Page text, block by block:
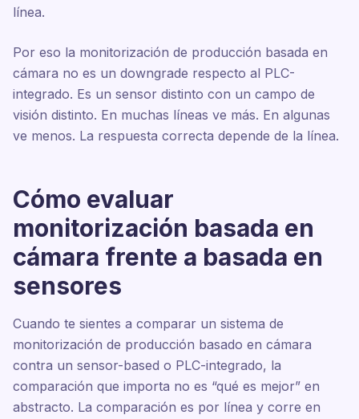
línea.
Por eso la monitorización de producción basada en
cámara no es un downgrade respecto al PLC-
integrado. Es un sensor distinto con un campo de
visión distinto. En muchas líneas ve más. En algunas
ve menos. La respuesta correcta depende de la línea.
Cómo evaluar
monitorización basada en
cámara frente a basada en
sensores
Cuando te sientes a comparar un sistema de
monitorización de producción basado en cámara
contra un sensor-based o PLC-integrado, la
comparación que importa no es “qué es mejor” en
abstracto. La comparación es por línea y corre en